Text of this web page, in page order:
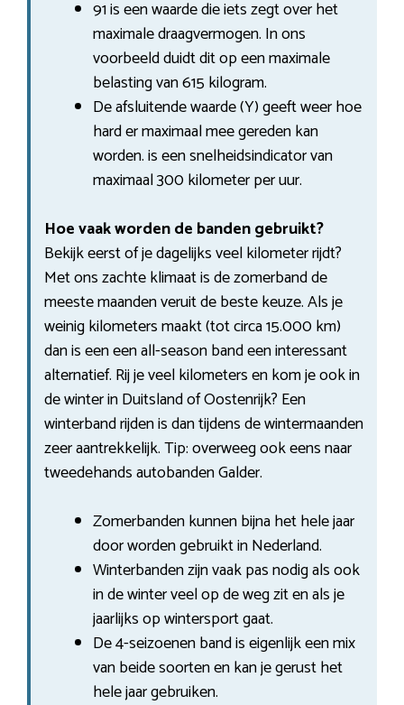
91 is een waarde die iets zegt over het
maximale draagvermogen. In ons
voorbeeld duidt dit op een maximale
belasting van 615 kilogram.
De afsluitende waarde (Y) geeft weer hoe
hard er maximaal mee gereden kan
worden. is een snelheidsindicator van
maximaal 300 kilometer per uur.
Hoe vaak worden de banden gebruikt?
Bekijk eerst of je dagelijks veel kilometer rijdt?
Met ons zachte klimaat is de zomerband de
meeste maanden veruit de beste keuze. Als je
weinig kilometers maakt (tot circa 15.000 km)
dan is een een all-season band een interessant
alternatief. Rij je veel kilometers en kom je ook in
de winter in Duitsland of Oostenrijk? Een
winterband rijden is dan tijdens de wintermaanden
zeer aantrekkelijk. Tip: overweeg ook eens naar
tweedehands autobanden Galder.
Zomerbanden kunnen bijna het hele jaar
door worden gebruikt in Nederland.
Winterbanden zijn vaak pas nodig als ook
in de winter veel op de weg zit en als je
jaarlijks op wintersport gaat.
De 4-seizoenen band is eigenlijk een mix
van beide soorten en kan je gerust het
hele jaar gebruiken.